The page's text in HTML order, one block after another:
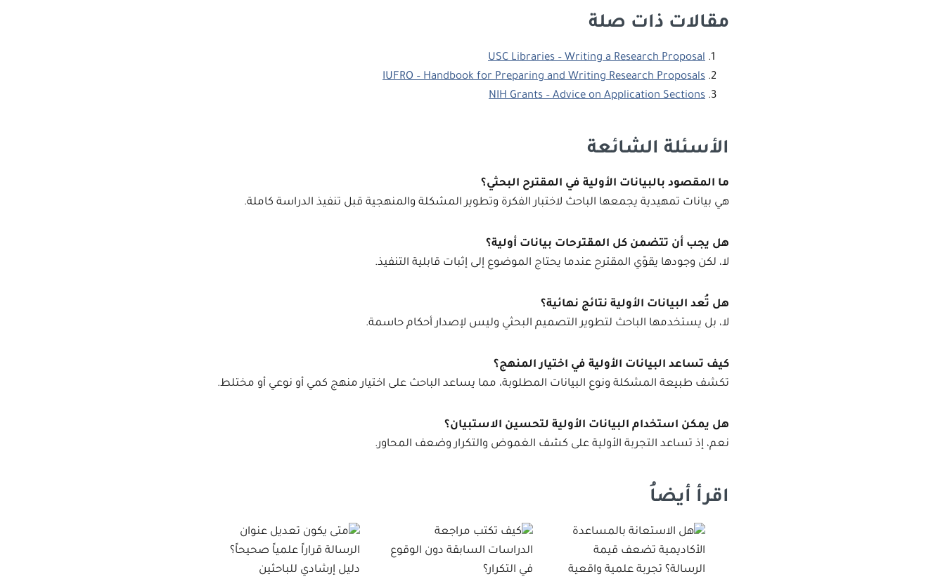
مقالات ذات صلة
USC Libraries – Writing a Research Proposal
IUFRO – Handbook for Preparing and Writing Research Proposals
NIH Grants – Advice on Application Sections
الأسئلة الشائعة
ما المقصود بالبيانات الأولية في المقترح البحثي؟
هي بيانات تمهيدية يجمعها الباحث لاختبار الفكرة وتطوير المشكلة والمنهجية قبل تنفيذ الدراسة كاملة.
هل يجب أن تتضمن كل المقترحات بيانات أولية؟
لا، لكن وجودها يقوّي المقترح عندما يحتاج الموضوع إلى إثبات قابلية التنفيذ.
هل تُعد البيانات الأولية نتائج نهائية؟
لا، بل يستخدمها الباحث لتطوير التصميم البحثي وليس لإصدار أحكام حاسمة.
كيف تساعد البيانات الأولية في اختيار المنهج؟
تكشف طبيعة المشكلة ونوع البيانات المطلوبة، مما يساعد الباحث على اختيار منهج كمي أو نوعي أو مختلط.
هل يمكن استخدام البيانات الأولية لتحسين الاستبيان؟
نعم، إذ تساعد التجربة الأولية على كشف الغموض والتكرار وضعف المحاور.
اقرأ أيضاُ